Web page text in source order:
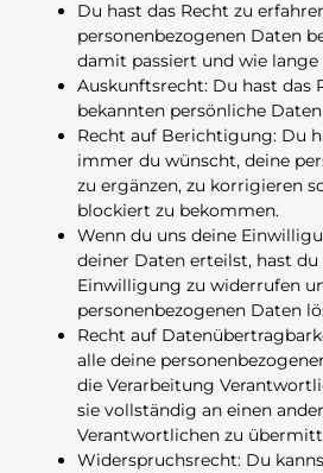
Du hast das Recht zu
personenbezogenen Daten
damit passiert und wie
Auskunftsrecht: Du hast das
bekannten persönliche
Recht auf Berichtigung: Du
immer du wünscht, deine
zu ergänzen, zu korrigieren
blockiert zu bekommen.
Wenn du uns deine
deiner Daten erteilst, hast du
Einwilligung zu widerrufen
personenbezogenen Daten
Recht auf
alle deine
die Verarbeitung
sie vollständig an einen
Verantwortlichen zu
Widerspruchsrecht: Du